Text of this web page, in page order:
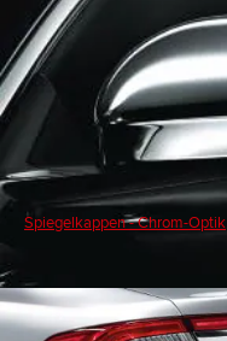
Spiegelkappen - Chrom-Optik